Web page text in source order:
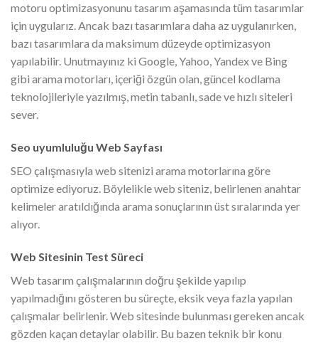
motoru optimizasyonunu tasarım aşamasında tüm tasarımlar
için uygularız. Ancak bazı tasarımlara daha az uygulanırken,
bazı tasarımlara da maksimum düzeyde optimizasyon
yapılabilir. Unutmayınız ki Google, Yahoo, Yandex ve Bing
gibi arama motorları, içeriği özgün olan, güncel kodlama
teknolojileriyle yazılmış, metin tabanlı, sade ve hızlı siteleri
sever.
Seo uyumluluğu Web Sayfası
SEO çalışmasıyla web sitenizi arama motorlarına göre
optimize ediyoruz. Böylelikle web siteniz, belirlenen anahtar
kelimeler aratıldığında arama sonuçlarının üst sıralarında yer
alıyor.
Web Sitesinin Test Süreci
Web tasarım çalışmalarının doğru şekilde yapılıp
yapılmadığını gösteren bu süreçte, eksik veya fazla yapılan
çalışmalar belirlenir. Web sitesinde bulunması gereken ancak
gözden kaçan detaylar olabilir. Bu bazen teknik bir konu